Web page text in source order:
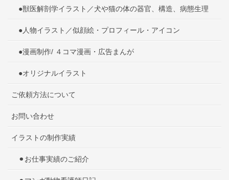
●獣医解剖学イラスト／犬や猫の体の器官、構造、病態生理
●人物イラスト／似顔絵・プロフィール・アイコン
●漫画制作/ ４コマ漫画・広告まんが
●オリジナルイラスト
ご依頼方法について
お問い合わせ
イラストの制作実績
⚫︎お仕事実績のご紹介